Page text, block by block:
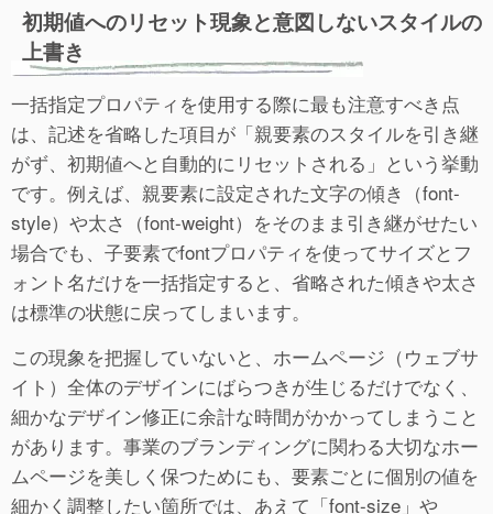
初期値へのリセット現象と意図しないスタイルの
上書き
一括指定プロパティを使用する際に最も注意すべき点
は、記述を省略した項目が「親要素のスタイルを引き継
がず、初期値へと自動的にリセットされる」という挙動
です。例えば、親要素に設定された文字の傾き（font-
style）や太さ（font-weight）をそのまま引き継がせたい
場合でも、子要素でfontプロパティを使ってサイズとフ
ォント名だけを一括指定すると、省略された傾きや太さ
は標準の状態に戻ってしまいます。
この現象を把握していないと、ホームページ（ウェブサ
イト）全体のデザインにばらつきが生じるだけでなく、
細かなデザイン修正に余計な時間がかかってしまうこと
があります。事業のブランディングに関わる大切なホー
ムページを美しく保つためにも、要素ごとに個別の値を
細かく調整したい箇所では、あえて「font-size」や